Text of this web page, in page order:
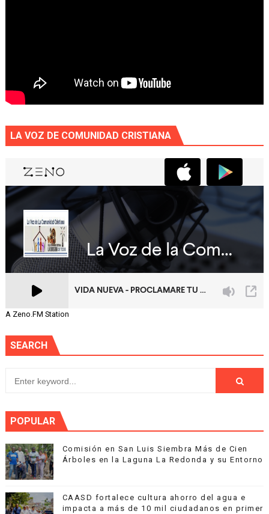
LA VOZ DE COMUNIDAD CRISTIANA
A Zeno.FM Station
SEARCH
POPULAR
Comisión en San Luis Siembra Más de Cien
Árboles en la Laguna La Redonda y su Entorno
CAASD fortalece cultura ahorro del agua e
impacta a más de 10 mil ciudadanos en primer